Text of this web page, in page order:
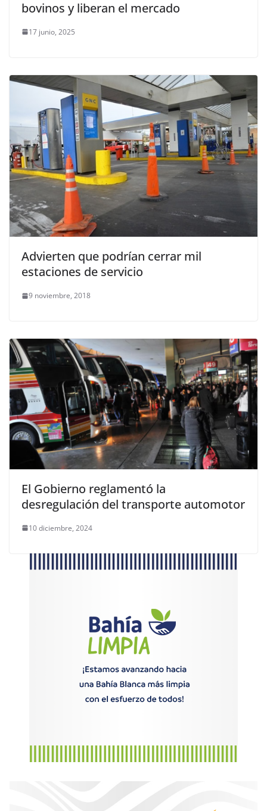
bovinos y liberan el mercado
17 junio, 2025
Advierten que podrían cerrar mil
estaciones de servicio
9 noviembre, 2018
El Gobierno reglamentó la
desregulación del transporte automotor
10 diciembre, 2024